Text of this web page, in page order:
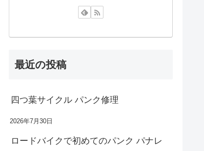
最近の投稿
四つ葉サイクル パンク修理
2026年7月30日
ロードバイクで初めてのパンク パナレ